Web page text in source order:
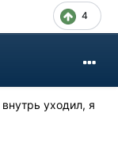
4
уходил, я